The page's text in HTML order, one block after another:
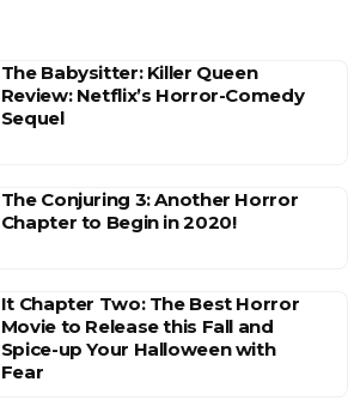
The Babysitter: Killer Queen
Review: Netflix’s Horror-Comedy
Sequel
The Conjuring 3: Another Horror
Chapter to Begin in 2020!
It Chapter Two: The Best Horror
Movie to Release this Fall and
Spice-up Your Halloween with
Fear